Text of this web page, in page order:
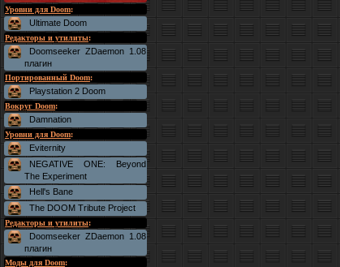
Уровни для Doom:
Ultimate Doom
Редакторы и утилиты:
Doomseeker ZDaemon 1.08
плагин
Портированный Doom:
Playstation 2 Doom
Вокруг Doom:
Damnation
Уровни для Doom:
Eviternity
NEGATIVE ONE: Beyond
The Experiment
Hell's Bane
The DOOM Tribute Project
Редакторы и утилиты:
Doomseeker ZDaemon 1.08
плагин
Моды для Doom: